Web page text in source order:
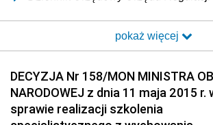
Dziennik Urzędowy Ministra
Elektronicznej
Dziennik Urzędowy Ministra Spraw
Administracji
pokaż więcej
DECYZJA Nr 158/MON MINISTRA
NARODOWEJ z dnia 11 maja 2015 r.
sprawie realizacji szkolenia